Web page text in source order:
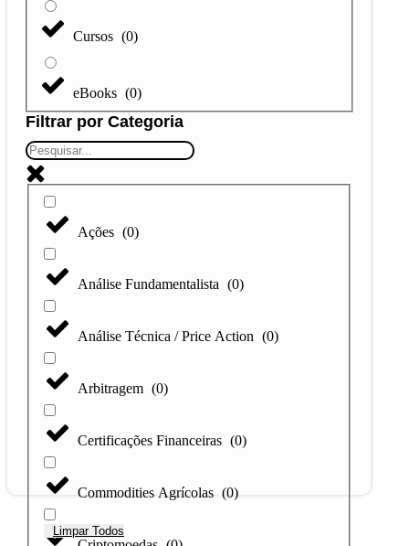
Cursos (0)
eBooks (0)
Filtrar por Categoria
Ações (0)
Análise Fundamentalista (0)
Análise Técnica / Price Action (0)
Arbitragem (0)
Certificações Financeiras (0)
Commodities Agrícolas (0)
Limpar Todos